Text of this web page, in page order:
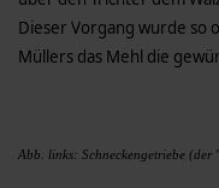
Dieser Vorgang wurde so
Müllers das Mehl die
Abb. links: Schneckengetriebe (der